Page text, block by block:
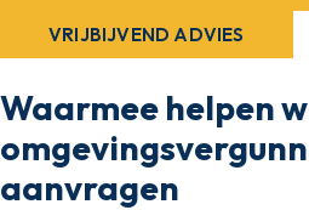
VRIJBIJVEND ADVIES
Waarmee helpen
aanvragen